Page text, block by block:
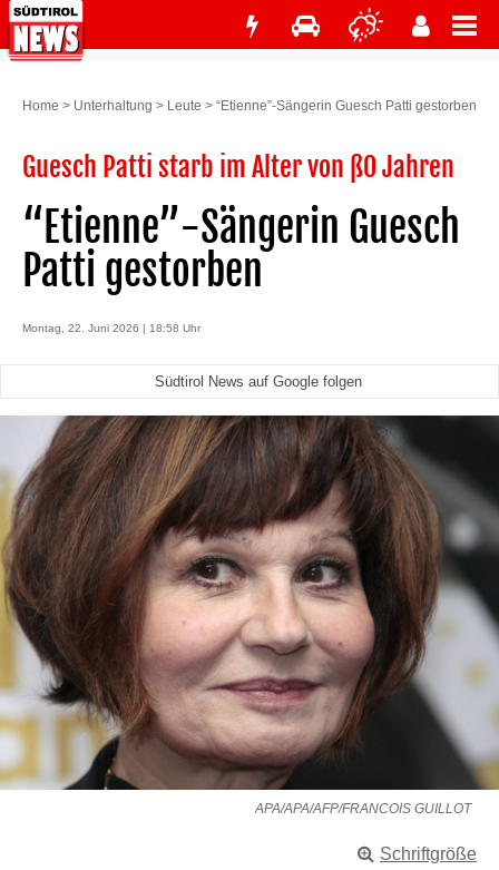
Home > Unterhaltung > Leute > “Etienne”-Sängerin Guesch Patti gestorben
Guesch Patti starb im Alter von ß0 Jahren
“Etienne”-Sängerin Guesch
Patti gestorben
Montag, 22. Juni 2026 | 18:58 Uhr
Südtirol News auf Google folgen
APA/APA/AFP/FRANCOIS GUILLOT
Schriftgröße